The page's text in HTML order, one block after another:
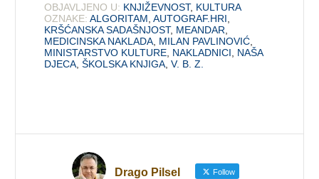
OBJAVLJENO U: KNJIŽEVNOST, KULTURA
OZNAKE: ALGORITAM ,AUTOGRAF.HRI
KRŠĆANSKA SADAŠNJOST, MEANDAR
MEDICINSKA NAKLADA MILAN PAVLINOVIĆ
MINISTARSTVO KULTURE NAKLADNICI
NAŠA
DJECA ,ŠKOLSKA KNJIGA ,V. B. Z.
Drago Pilsel Follow